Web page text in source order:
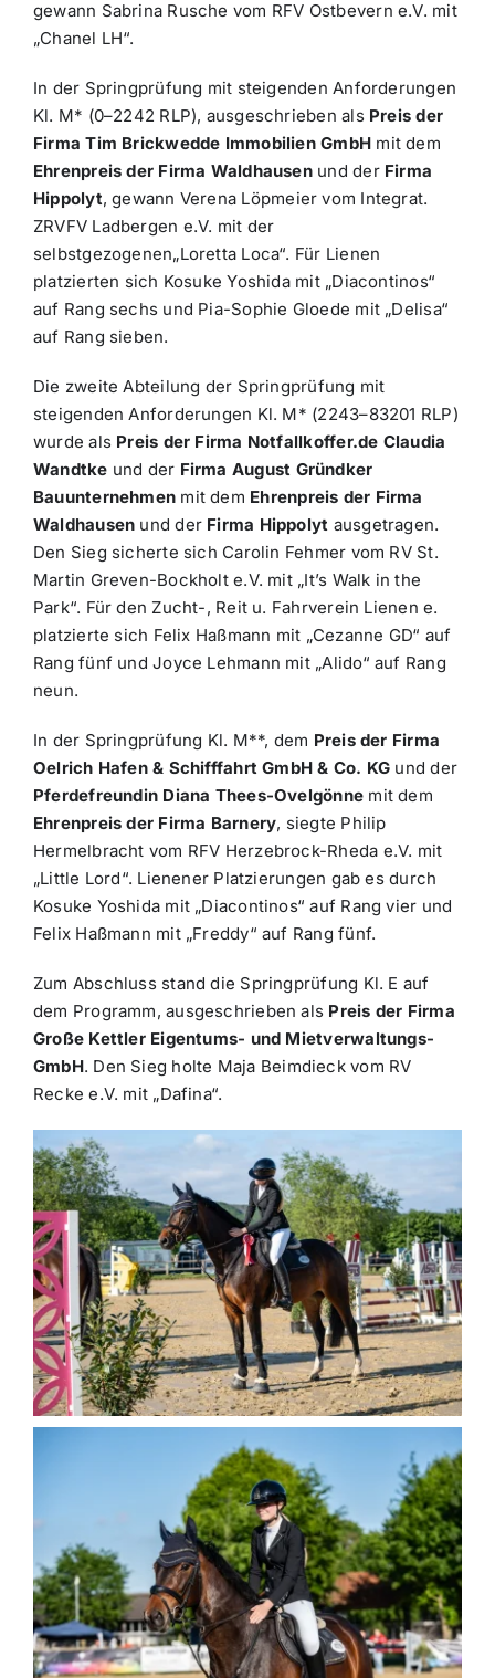
gewann Sabrina Rusche vom RFV Ostbevern e.V. mit
„Chanel LH“.
In der Springprüfung mit steigenden Anforderungen
Kl. M* (0–2242 RLP), ausgeschrieben als Preis der
Firma Tim Brickwedde Immobilien GmbH mit dem
Ehrenpreis der Firma Waldhausenund der Firma
Hippolyt, gewann Verena Löpmeier vom Integrat.
ZRVFV Ladbergen e.V. mit der
selbstgezogenen„Loretta Loca“. Für Lienen
platzierten sich Kosuke Yoshida mit „Diacontinos“
auf Rang sechs und Pia-Sophie Gloede mit „Delisa“
auf Rang sieben.
Die zweite Abteilung der Springprüfung mit
steigenden Anforderungen Kl. M* (2243–83201 RLP)
wurde als Preis der Firma Notfallkoffer.de Claudia
Wandtke und der Firma August Gründker
Bauunternehmen mit dem Ehrenpreis der Firma
Waldhausen und der Firma Hippolyt ausgetragen.
Den Sieg sicherte sich Carolin Fehmer vom RV St.
Martin Greven-Bockholt e.V. mit „It’s Walk in the
Park“. Für den Zucht-, Reit u. Fahrverein Lienen e.
platzierte sich Felix Haßmann mit „Cezanne GD“ auf
Rang fünf und Joyce Lehmann mit „Alido“ auf Rang
neun.
In der Springprüfung Kl. M**, dem Preis der Firma
Oelrich Hafen & Schifffahrt GmbH & Co. KG und der
Pferdefreundin Diana Thees-Ovelgönne mit dem
Ehrenpreis der Firma Barnery, siegte Philip
Hermelbracht vom RFV Herzebrock-Rheda e.V. mit
„Little Lord“. Lienener Platzierungen gab es durch
Kosuke Yoshida mit „Diacontinos“ auf Rang vier und
Felix Haßmann mit „Freddy“ auf Rang fünf.
Zum Abschluss stand die Springprüfung Kl. E auf
dem Programm, ausgeschrieben als Preis der Firma
Große Kettler Eigentums- und Mietverwaltungs-
GmbH. Den Sieg holte Maja Beimdieck vom RV
Recke e.V. mit „Dafina“.